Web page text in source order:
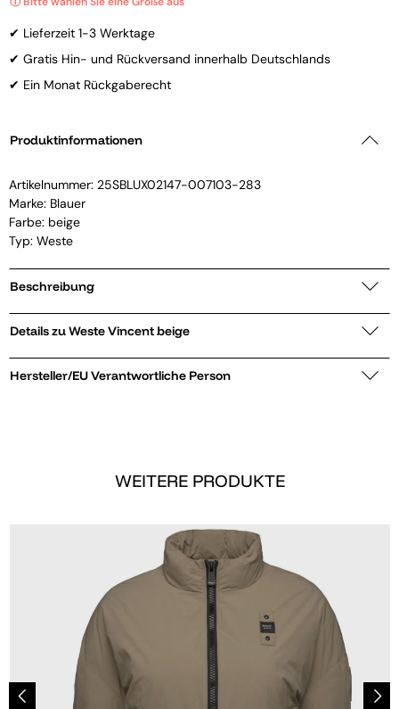
✔ Lieferzeit 1-3 Werktage
✔ Gratis Hin- und Rückversand innerhalb Deutschlands
✔ Ein Monat Rückgaberecht
Produktinformationen
Artikelnummer: 25SBLUX02147-007103-283
Marke: Blauer
Farbe: beige
Typ: Weste
Beschreibung
Details zu Weste Vincent beige
Hersteller/EU Verantwortliche Person
WEITERE PRODUKTE